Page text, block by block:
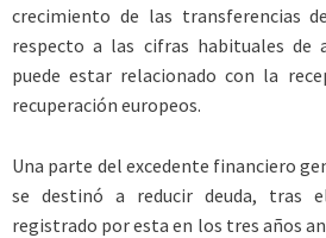
crecimiento de las transferencias
respecto a las cifras habituales de
puede estar relacionado con la
recuperación europeos.
Una parte del excedente financiero
se destinó a reducir deuda, tras
registrado por esta en los tres años